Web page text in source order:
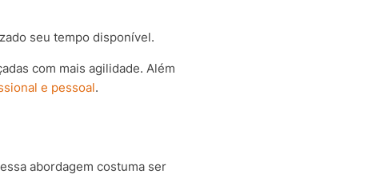
seu tempo disponível.
com mais agilidade. Além
e pessoal.
abordagem costuma ser